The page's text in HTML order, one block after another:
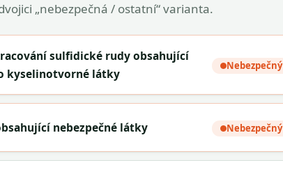
„nebezpečná / ostatní“ varianta.
sulfidické rudy obsahující
kyselinotvorné látky
Nebezpečný
nebezpečné látky Nebezpečný